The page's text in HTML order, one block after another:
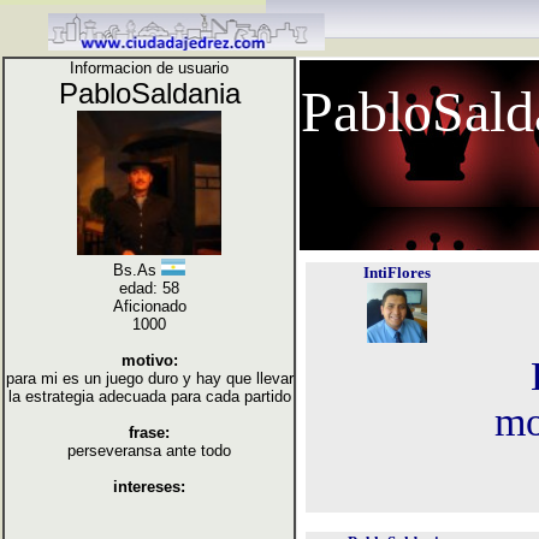
Informacion de usuario
PabloSaldania
Bs.As
edad: 58
Aficionado
1000
motivo:
para mi es un juego duro y hay que llevar
la estrategia adecuada para cada partido
frase:
perseveransa ante todo
intereses:
IntiFlores